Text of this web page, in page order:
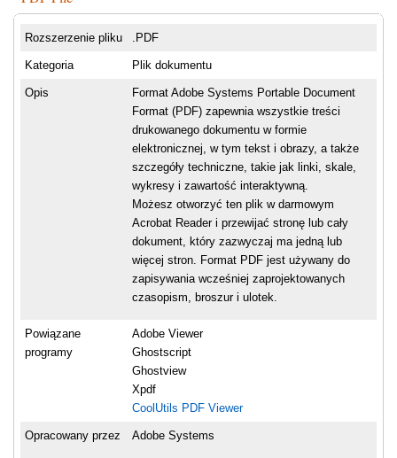
Rozszerzenie pliku .PDF
Kategoria Plik dokumentu
Opis
Format Adobe Systems Portable Document
Format (PDF) zapewnia wszystkie treści
drukowanego dokumentu w formie
elektronicznej, w tym tekst i obrazy, a także
szczegóły techniczne, takie jak linki, skale,
wykresy i zawartość interaktywną.
Możesz otworzyć ten plik w darmowym
Acrobat Reader i przewijać stronę lub cały
dokument, który zazwyczaj ma jedną lub
więcej stron. Format PDF jest używany do
zapisywania wcześniej zaprojektowanych
czasopism, broszur i ulotek.
Powiązane
programy
Adobe Viewer
Ghostscript
Ghostview
Xpdf
CoolUtils PDF Viewer
Opracowany przez Adobe Systems